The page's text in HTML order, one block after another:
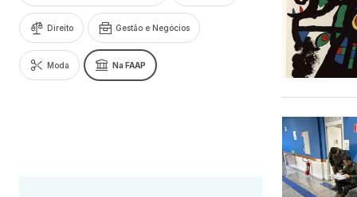
Direito Gestão e Negócios
Moda Na FAAP